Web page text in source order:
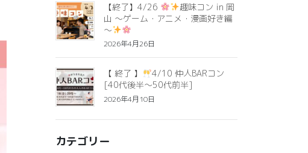
【終了】4/26
趣味コン in 岡
山 ～ゲーム・アニメ・漫画好き編
～
2026年4月26日
【 終了 】
4/10 仲人BARコン
[40代後半〜50代前半]
2026年4月10日
カテゴリー